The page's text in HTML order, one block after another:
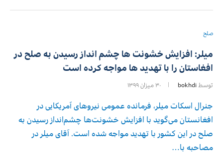
صلح
میلر: افزایش خشونت ها چشم انداز رسیدن به صلح در
افغاستان را با تهدید ها مواجه کرده است
توسط bokhdi ۳۰ میزان ۱۳۹۹
جنرال اسکات میلر، فرمانده عمومی نیروهای آمریکایی در
افغانستان می‌گوید با افزایش خشونت‌ها چشم‌انداز رسیدن به
صلح در این کشور با تهدید مواجه شده است. آقای میلر در
مصاحبه با…